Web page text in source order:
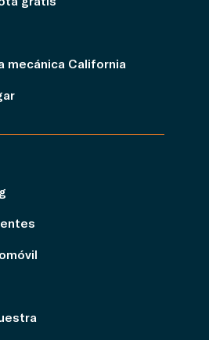
mecánica California